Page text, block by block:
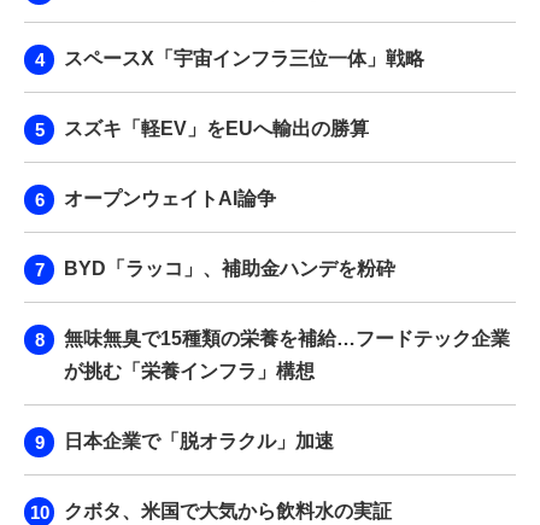
スペースX「宇宙インフラ三位一体」戦略
スズキ「軽EV」をEUへ輸出の勝算
オープンウェイトAI論争
BYD「ラッコ」、補助金ハンデを粉砕
無味無臭で15種類の栄養を補給…フードテック企業
が挑む「栄養インフラ」構想
日本企業で「脱オラクル」加速
クボタ、米国で大気から飲料水の実証